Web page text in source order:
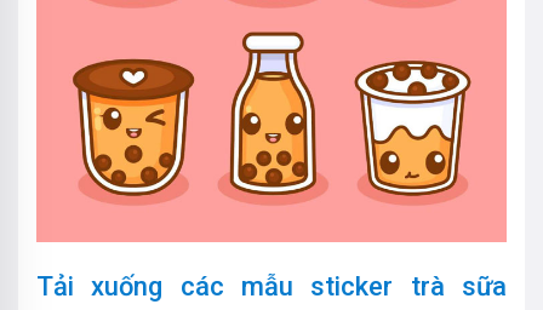
Tải xuống các mẫu sticker trà sữa